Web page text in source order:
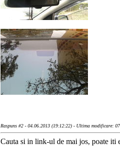
Raspuns #2 - 04.06.2013 (19:12:22) - Ultima modificare:
Cauta si in link-ul de mai jos, poate iti